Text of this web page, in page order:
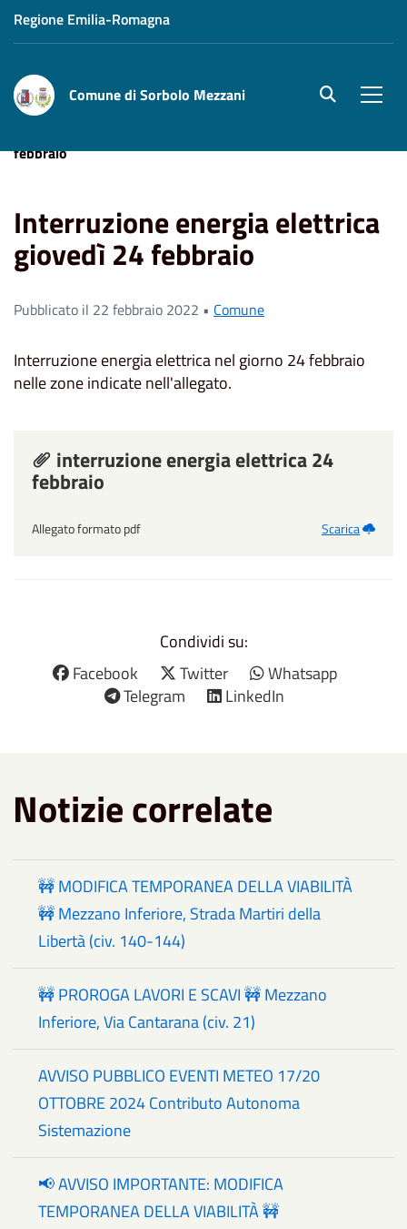
Regione Emilia-Romagna
Comune di Sorbolo Mezzani site.searc
febbraio
Interruzione energia elettrica
giovedì 24 febbraio
Pubblicato il 22 febbraio 2022 • Comune
Interruzione energia elettrica nel giorno 24 febbraio
nelle zone indicate nell'allegato.
interruzione energia elettrica 24
febbraio
Allegato formato pdf Scarica
Condividi su:
Facebook
Twitter
Whatsapp
Telegram
LinkedIn
Notizie correlate
🚧 MODIFICA TEMPORANEA DELLA VIABILITÀ
🚧 Mezzano Inferiore, Strada Martiri della
Libertà (civ. 140-144)
🚧 PROROGA LAVORI E SCAVI 🚧 Mezzano
Inferiore, Via Cantarana (civ. 21)
AVVISO PUBBLICO EVENTI METEO 17/20
OTTOBRE 2024 Contributo Autonoma
Sistemazione
📢 AVVISO IMPORTANTE: MODIFICA
TEMPORANEA DELLA VIABILITÀ 🚧